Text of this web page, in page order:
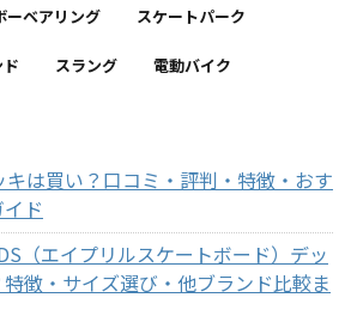
ーベアリング スケートパーク
スラング 電動バイク
は買い？口コミ・評判・特徴・おす
ド
（エイプリルスケートボード）デッ
徴・サイズ選び・他ブランド比較ま